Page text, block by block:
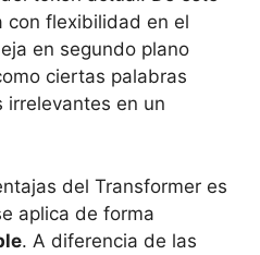
con flexibilidad en el
en segundo plano
ciertas palabras
irrelevantes en un
del Transformer es
aplica de forma
. A diferencia de las